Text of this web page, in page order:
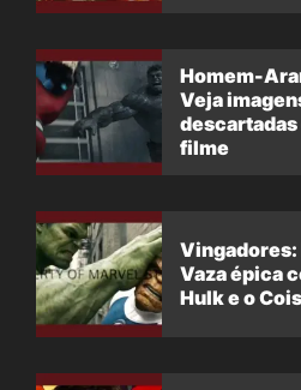
Homem-
Veja
descartadas
filme
Vingadores:
Vaza épica
Hulk e o